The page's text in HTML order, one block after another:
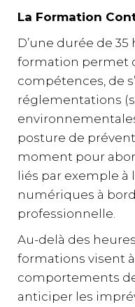
La Formation
D’une durée de
formation permet
compétences, de
réglementations
posture de
moment pour
liés par exemple à
numériques à
professionnelle.
Au-delà des
formations visent
comportements
anticiper les